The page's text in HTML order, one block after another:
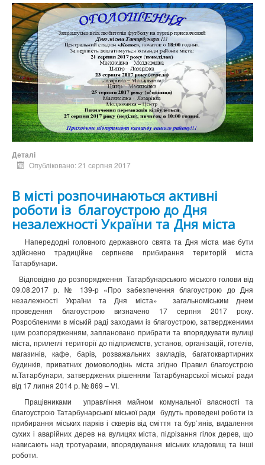
Деталі
Опубліковано: 21 серпня 2017
В місті розпочинаються активні
роботи із благоустрою до Дня
незалежності України та Дня міста
Напередодні головного державного свята та Дня міста має бути
здійснено традиційне серпневе прибирання територій міста
Татарбунари.
Відповідно до розпорядження Татарбунарського міського голови від
09.08.2017 р. № 139-р «Про забезпечення благоустрою до Дня
незалежності України та Дня міста» загальноміським днем
проведення благоустрою визначено 17 серпня 2017 року.
Розробленими в міській раді заходами із благоустрою, затвердженими
цим розпорядженням, заплановано прибрати та впорядкувати вулиці
міста, прилеглі території до підприємств, установ, організацій, готелів,
магазинів, кафе, барів, розважальних закладів, багатоквартирних
будинків, приватних домоволодінь міста згідно Правил благоустрою
м.Татарбунари, затверджених рішенням Татарбунарської міської ради
від 17 липня 2014 р. № 869 – VІ.
Працівниками управління майном комунальної власності та
благоустрою Татарбунарської міської ради будуть проведені роботи із
прибирання міських парків і скверів від сміття та бур`янів, видалення
сухих і аварійних дерев на вулицях міста, підрізання гілок дерев, що
нависають над тротуарами, впорядкування міських кладовищ та інші
роботи.